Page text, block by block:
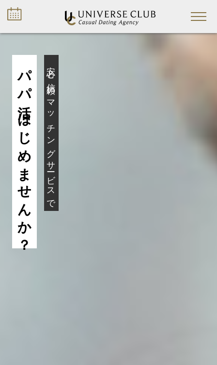
安心と信頼のマッチングサービスで
パパ活
はじめませんか？